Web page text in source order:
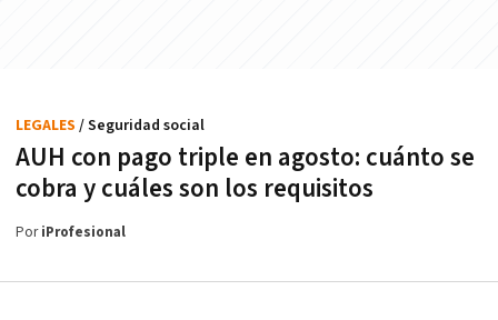
AUH con pago triple en agosto: cuánto se
cobra y cuáles son los requisitos
LEGALES / Seguridad social
PoriProfesional